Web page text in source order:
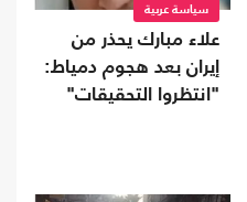
سياسة عربية
علاء مبارك يحذر من
إيران بعد هجوم دمياط:
"انتظروا التحقيقات"